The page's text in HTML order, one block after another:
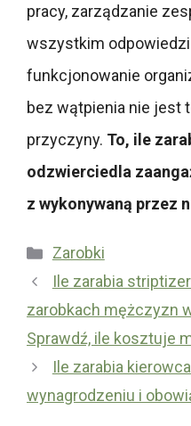
pracy, zarządzanie
wszystkim
funkcjonowanie
bez wątpienia nie jest
przyczyny. To, ile
odzwierciedla
z wykonywaną przez
Kategorie
Zarobki
Ile zarabia
zarobkach mężczyzn
Sprawdź, ile kosztuje
Ile zarabia
wynagrodzeniu i